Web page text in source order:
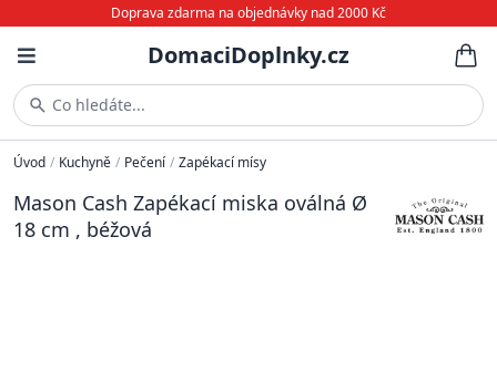
Doprava zdarma na objednávky nad 2000 Kč
DomaciDoplnky.cz
Co hledáte...
Úvod / Kuchyně / Pečení / Zapékací mísy
Mason Cash Zapékací miska oválná Ø
18 cm , béžová